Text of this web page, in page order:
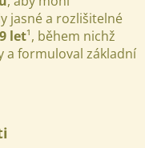
jasné a rozlišitelné
9 let¹, během nichž
a formuloval základní